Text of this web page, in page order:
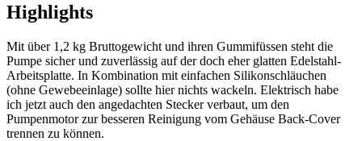
Highlights
Mit über 1,2 kg Bruttogewicht und ihren Gummifüssen steht die
Pumpe sicher und zuverlässig auf der doch eher glatten Edelstahl-
Arbeitsplatte. In Kombination mit einfachen Silikonschläuchen
(ohne Gewebeeinlage) sollte hier nichts wackeln. Elektrisch habe
ich jetzt auch den angedachten Stecker verbaut, um den
Pumpenmotor zur besseren Reinigung vom Gehäuse Back-Cover
trennen zu können.